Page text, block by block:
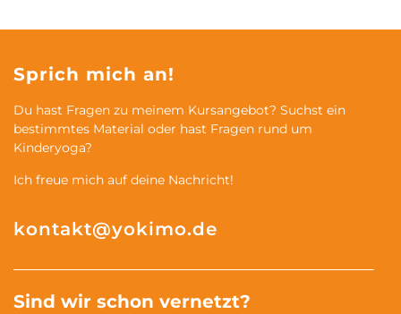
Sprich mich an!
Du hast Fragen zu meinem Kursangebot? Suchst ein
bestimmtes Material oder hast Fragen rund um
Kinderyoga?
Ich freue mich auf deine Nachricht!
kontakt@yokimo.de
Sind wir schon vernetzt?